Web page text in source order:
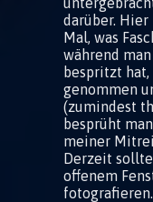
darüber.
Mal, was
während
bespritzt hat,
genommen
(zumindest
besprüht
meiner
Derzeit
offenem
fotografieren.